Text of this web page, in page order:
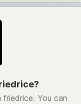
You can